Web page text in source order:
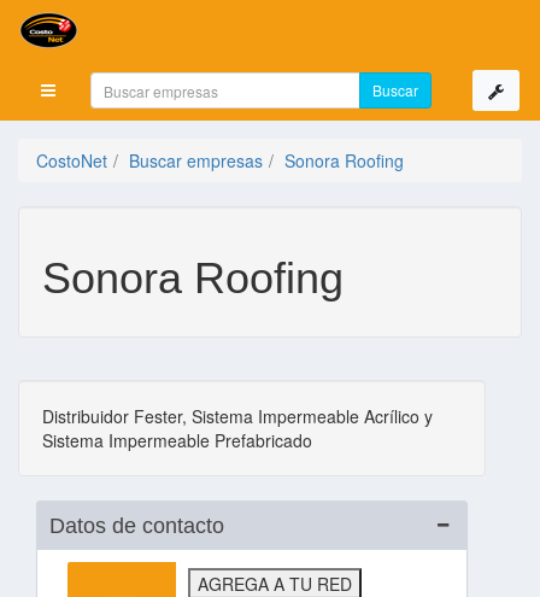
Mostrar menú
CostoNet Buscar empresas Sonora Roofing
Sonora Roofing
Distribuidor Fester, Sistema Impermeable Acrílico y
Sistema Impermeable Prefabricado
Datos de contacto
AGREGA A TU RED